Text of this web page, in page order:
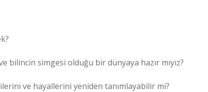
bilincin simgesi olduğu bir dünyaya hazır mıyız?
ve hayallerini yeniden tanımlayabilir mi?